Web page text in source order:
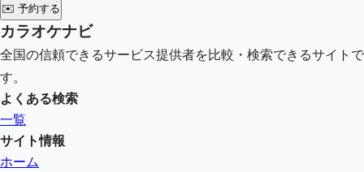
✉️ 予約する
カラオケナビ
全国の信頼できるサービス提供者を比較・検索できるサイトで
す。
よくある検索
一覧
サイト情報
ホーム